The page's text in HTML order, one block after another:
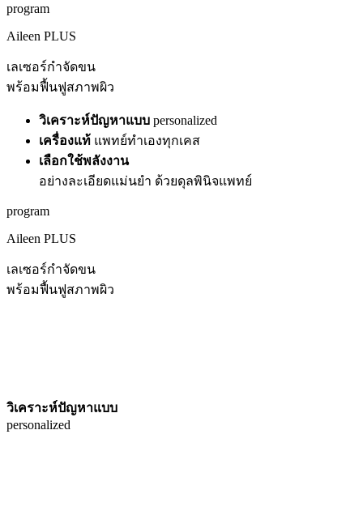
program
Aileen PLUS
เลเซอร์กำจัดขน
พร้อมฟื้นฟูสภาพผิว
วิเคราะห์ปัญหาแบบ personalized
เครื่องแท้ แพทย์ทำเองทุกเคส
เลือกใช้พลังงาน
อย่างละเอียดแม่นยำ ด้วยดุลพินิจแพทย์
program
Aileen PLUS
เลเซอร์กำจัดขน
พร้อมฟื้นฟูสภาพผิว
วิเคราะห์ปัญหาแบบ
personalized